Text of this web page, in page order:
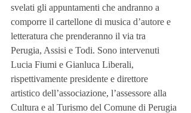
svelati gli appuntamenti che andranno a
comporre il cartellone di musica d’autore e
letteratura che prenderanno il via tra
Perugia, Assisi e Todi. Sono intervenuti
Lucia Fiumi e Gianluca Liberali,
rispettivamente presidente e direttore
artistico dell’associazione, l’assessore alla
Cultura e al Turismo del Comune di Perugia